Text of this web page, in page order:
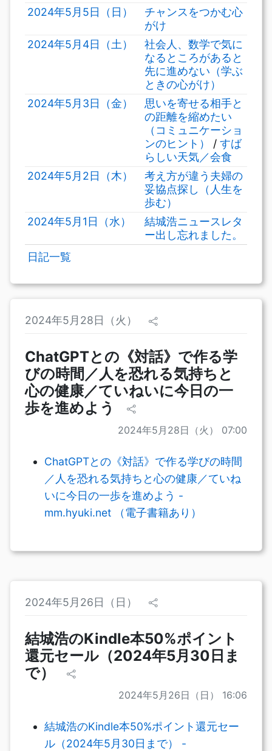
2024年5月5日（日）
チャンスをつかむ心
がけ
2024年5月4日（土）
社会人、数学で気に
なるところがあると
先に進めない（学ぶ
ときの心がけ）
2024年5月3日（金）
思いを寄せる相手と
の距離を縮めたい
（コミュニケーショ
ンのヒント）
/ すば
らしい天気／会食
2024年5月2日（木）
考え方が違う夫婦の
妥協点探し（人生を
歩む）
2024年5月1日（水）
結城浩ニュースレタ
ー出し忘れました。
日記一覧
2024年5月28日（火）
ChatGPTとの《対話》で作る学
びの時間／人を恐れる気持ちと
心の健康／ていねいに今日の一
歩を進めよう
2024年5月28日（火） 07:00
ChatGPTとの《対話》で作る学びの時間
／人を恐れる気持ちと心の健康／ていね
いに今日の一歩を進めよう -
mm.hyuki.net （電子書籍あり）
2024年5月26日（日）
結城浩のKindle本50%ポイント
還元セール（2024年5月30日ま
で）
2024年5月26日（日） 16:06
結城浩のKindle本50%ポイント還元セー
ル（2024年5月30日まで） -